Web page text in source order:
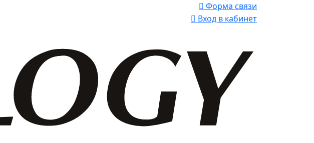
Форма связи
Вход в кабинет